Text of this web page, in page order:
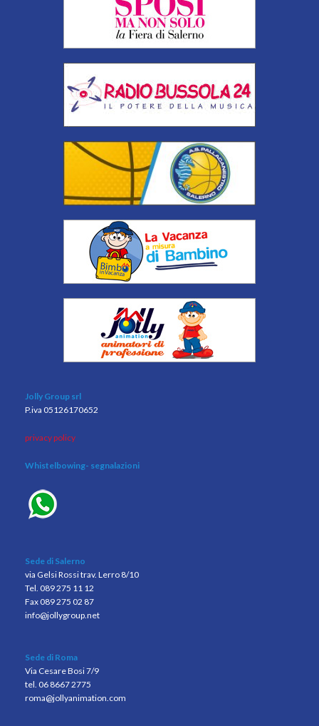
Jolly Group srl
P.iva 05126170652
privacy policy
Whistelbowing- segnalazioni
Sede di Salerno
via Gelsi Rossi trav. Lerro 8/10
Tel. 089 275 11 12
Fax 089 275 02 87
info@jollygroup.net
Sede di Roma
Via Cesare Bosi 7/9
tel. 06 8667 2775
roma@jollyanimation.com